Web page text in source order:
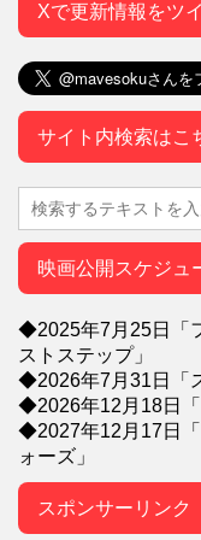
Xで更新情報をツ
サイト内検索はこ
映画公開スケジュ
◆2025年7月25日「
ストステップ」
◆2026年7月31日「
◆2026年12月18日「
◆2027年12月17日
ォーズ」
スポンサーリンク